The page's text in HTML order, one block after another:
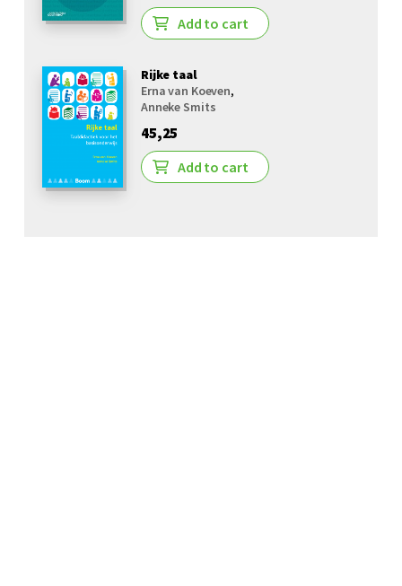
Add to cart
Rijke taal
Erna van Koeven,
Anneke Smits
45,25
Add to cart